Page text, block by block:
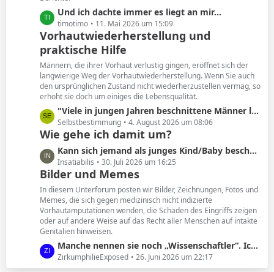
B
e
i
t
r
ä
g
e
L
e
t
z
t
e
B
e
i
t
r
ä
g
e
Und ich dachte immer es liegt an mir...
timotimo 11. Mai 2026 um 15:09
Vorhautwiederherstellung und
praktische Hilfe
Männern, die ihrer Vorhaut verlustig gingen, eröffnet sich der
langwierige Weg der Vorhautwiederherstellung. Wenn Sie auch
den ursprünglichen Zustand nicht wiederherzustellen vermag, so
erhöht sie doch um einiges die Lebensqualität.
L
e
t
z
t
e
B
e
i
t
r
ä
g
"Viele in jungen Jahren beschnittene Männer leiden unter den Folgen. Und wollen ihre Vorhaut zurück. "
Selbstbestimmung 4. August 2026 um 08:06
Wie gehe ich damit um?
L
e
t
z
t
e
B
e
i
t
Kann sich jemand als junges Kind/Baby beschnittener noch an seine Vorhaut erinnern?
Insatiabilis 30. Juli 2026 um 16:25
Bilder und Memes
In diesem Unterforum posten wir Bilder, Zeichnungen, Fotos und
Memes, die sich gegen medizinisch nicht indizierte
Vorhautamputationen wenden, die Schäden des Eingriffs zeigen
oder auf andere Weise auf das Recht aller Menschen auf intakte
Genitalien hinweisen.
L
e
Manche nennen sie noch „Wissenschaftler“. Ich nenne sie geldgesteuerte Marionetten.
ZirkumphilieExposed 26. Juni 2026 um 22:17